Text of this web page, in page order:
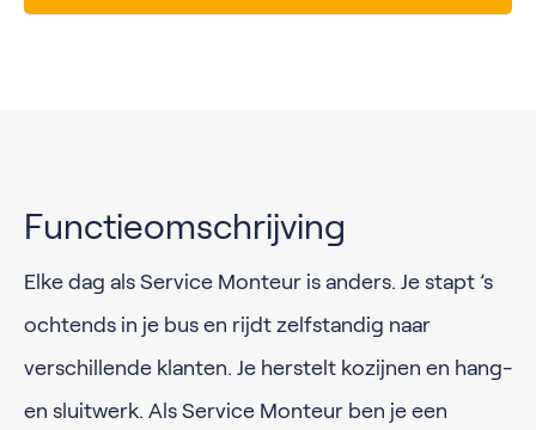
Functieomschrijving
Elke dag als Service Monteur is anders. Je stapt ’s
ochtends in je bus en rijdt zelfstandig naar
verschillende klanten. Je herstelt kozijnen en hang-
en sluitwerk. Als Service Monteur ben je een